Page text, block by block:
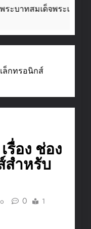
บาทสมเด็จพระเจ้าอยู่
ล็กทรอนิกส์
รื่อง ช่อง
สำหรับ
0
1